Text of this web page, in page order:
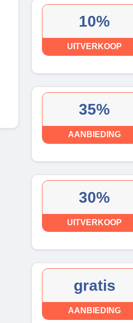
10%
UITVERKOOP
35%
AANBIEDING
30%
UITVERKOOP
gratis
AANBIEDING